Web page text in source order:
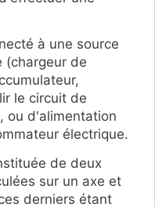
à une source
(chargeur de
le circuit de
ou d'alimentation
électrique.
de deux
sur un axe et
derniers étant